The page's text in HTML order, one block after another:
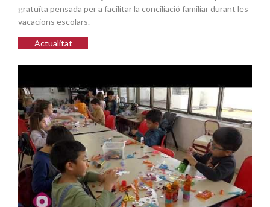
gratuïta pensada per a facilitar la conciliació familiar durant les
vacacions escolars.
Actualitat